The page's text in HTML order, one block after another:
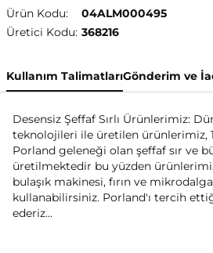
Ürün Kodu:
04ALM000495
Üretici Kodu: 368216
Kullanım TalimatlarıGönderim ve
Desensiz Şeffaf Sırlı Ürünlerimiz:
teknolojileri ile üretilen ürünlerimiz,
Porland geleneği olan şeffaf sır ve
üretilmektedir bu yüzden
bulaşık makinesi, fırın ve mikrodalga
kullanabilirsiniz. Porland'ı tercih
ederiz...